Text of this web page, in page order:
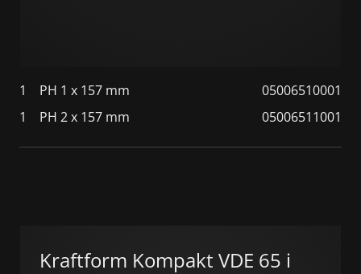
1 PH 1 x 157 mm
05006510001
1
PH 2 x 157 mm 05006511001
Kraftform Kompakt VDE 65 i